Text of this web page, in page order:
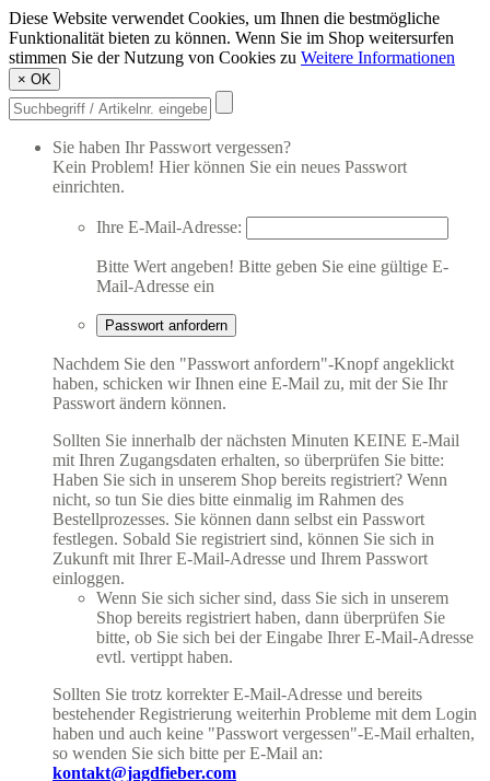
Diese Website verwendet Cookies, um Ihnen die bestmögliche
Funktionalität bieten zu können. Wenn Sie im Shop weitersurfen
stimmen Sie der Nutzung von Cookies zu Weitere Informationen
× OK
Sie haben Ihr Passwort vergessen?
Kein Problem! Hier können Sie ein neues Passwort
einrichten.
Ihre E-Mail-Adresse:
Bitte Wert angeben! Bitte geben Sie eine gültige E-
Mail-Adresse ein
Passwort anfordern
Nachdem Sie den "Passwort anfordern"-Knopf angeklickt
haben, schicken wir Ihnen eine E-Mail zu, mit der Sie Ihr
Passwort ändern können.
Sollten Sie innerhalb der nächsten Minuten KEINE E-Mail
mit Ihren Zugangsdaten erhalten, so überprüfen Sie bitte:
Haben Sie sich in unserem Shop bereits registriert? Wenn
nicht, so tun Sie dies bitte einmalig im Rahmen des
Bestellprozesses. Sie können dann selbst ein Passwort
festlegen. Sobald Sie registriert sind, können Sie sich in
Zukunft mit Ihrer E-Mail-Adresse und Ihrem Passwort
einloggen.
Wenn Sie sich sicher sind, dass Sie sich in unserem
Shop bereits registriert haben, dann überprüfen Sie
bitte, ob Sie sich bei der Eingabe Ihrer E-Mail-Adresse
evtl. vertippt haben.
Sollten Sie trotz korrekter E-Mail-Adresse und bereits
bestehender Registrierung weiterhin Probleme mit dem Login
haben und auch keine "Passwort vergessen"-E-Mail erhalten,
so wenden Sie sich bitte per E-Mail an:
kontakt@jagdfieber.com